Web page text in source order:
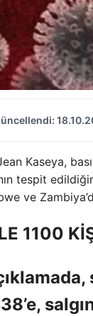
Kaseya,
tespit
ve
1100